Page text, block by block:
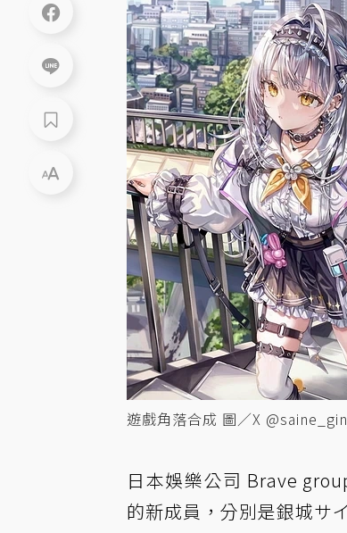
遊戲角落合成 圖／X
日本娛樂公司 Brave
的新成員，分別是銀城サ